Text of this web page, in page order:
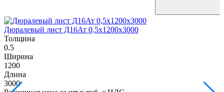
Дюралевый лист Д16Ат 0,5х1200х3000
Толщина
0.5
Ширина
1200
Длина
3000